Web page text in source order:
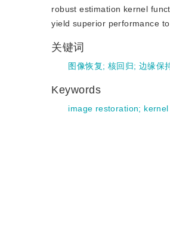
robust estimation kernel
yield superior performance
关键词
图像恢复; 核回归; 边缘保
Keywords
image restoration;